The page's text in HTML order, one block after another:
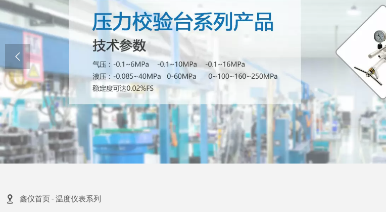

 鑫仪首页 - 温度仪表系列